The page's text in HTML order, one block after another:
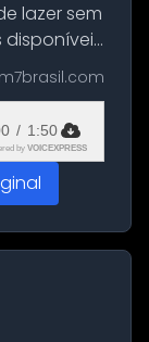
lazer sem
feira
/ 1:50
by VOICEXPRESS